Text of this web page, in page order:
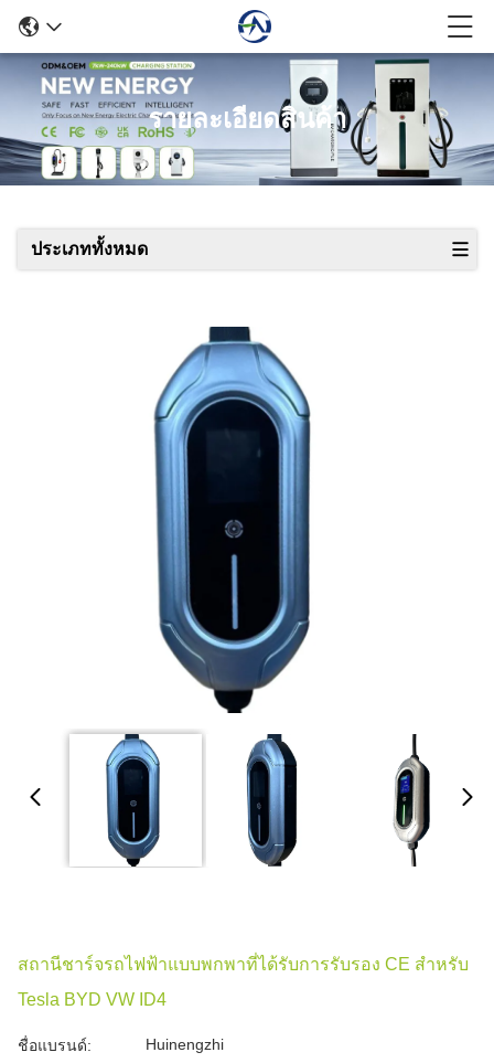
รายละเอียดสินค้า
ประเภททั้งหมด
สถานีชาร์จรถไฟฟ้าแบบพกพาที่ได้รับการรับรอง CE สําหรับ
Tesla BYD VW ID4
ชื่อแบรนด์: Huinengzhi